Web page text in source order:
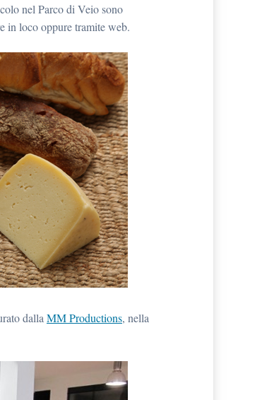
nel Parco di Veio sono
in loco oppure tramite web.
dalla MM Productions, nella